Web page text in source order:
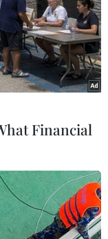
Bỉ, khiến gần
Financial